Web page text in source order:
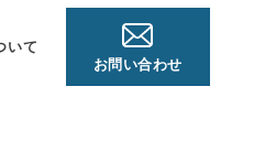
いて
お問い合わせ